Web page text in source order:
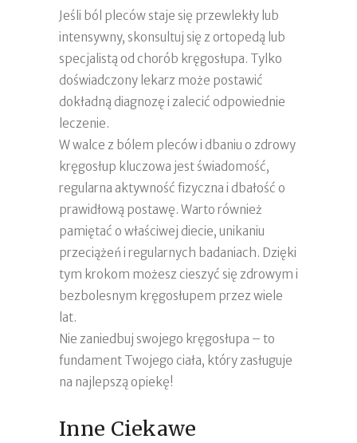
Jeśli ból pleców staje się przewlekły lub
intensywny, skonsultuj się z ortopedą lub
specjalistą od chorób kręgosłupa. Tylko
doświadczony lekarz może postawić
dokładną diagnozę i zalecić odpowiednie
leczenie.
W walce z bólem pleców i dbaniu o zdrowy
kręgosłup kluczowa jest świadomość,
regularna aktywność fizyczna i dbałość o
prawidłową postawę. Warto również
pamiętać o właściwej diecie, unikaniu
przeciążeń i regularnych badaniach. Dzięki
tym krokom możesz cieszyć się zdrowym i
bezbolesnym kręgosłupem przez wiele
lat.
Nie zaniedbuj swojego kręgosłupa – to
fundament Twojego ciała, który zasługuje
na najlepszą opiekę!
Inne Ciekawe